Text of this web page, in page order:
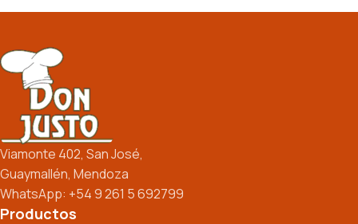
Viamonte 402, San José,
Guaymallén, Mendoza
WhatsApp: +54 9 261 5 692799
Productos